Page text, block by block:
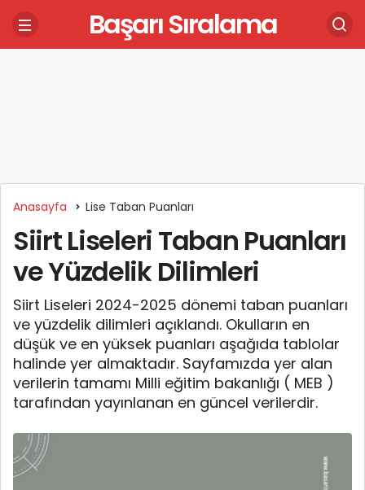
Başarı Sıralama
Anasayfa Lise Taban Puanları
Siirt Liseleri Taban Puanları
ve Yüzdelik Dilimleri
Siirt Liseleri 2024-2025 dönemi taban puanları
ve yüzdelik dilimleri açıklandı. Okulların en
düşük ve en yüksek puanları aşağıda tablolar
halinde yer almaktadır. Sayfamızda yer alan
verilerin tamamı Milli eğitim bakanlığı ( MEB )
tarafından yayınlanan en güncel verilerdir.